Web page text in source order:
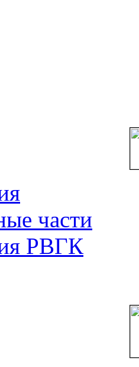
части
РВГК